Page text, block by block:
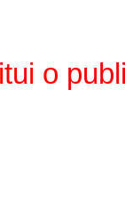
o